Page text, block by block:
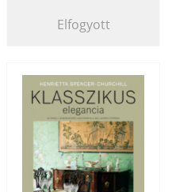
Elfogyott